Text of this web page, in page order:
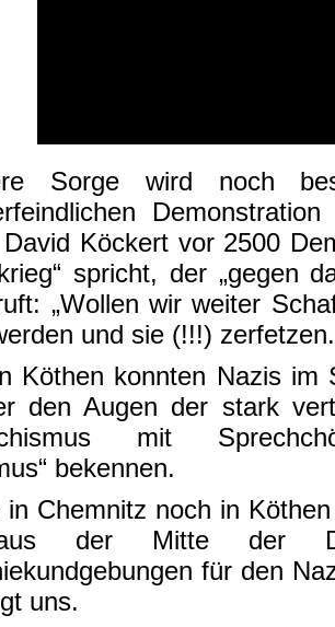
Sorge wird noch
Köckert vor 2500
spricht, der „gegen
„Wollen wir weiter
und sie (!!!)
Köthen konnten Nazis im
den Augen der stark
mit
bekennen.
Chemnitz noch in
der Mitte der
für den
uns.